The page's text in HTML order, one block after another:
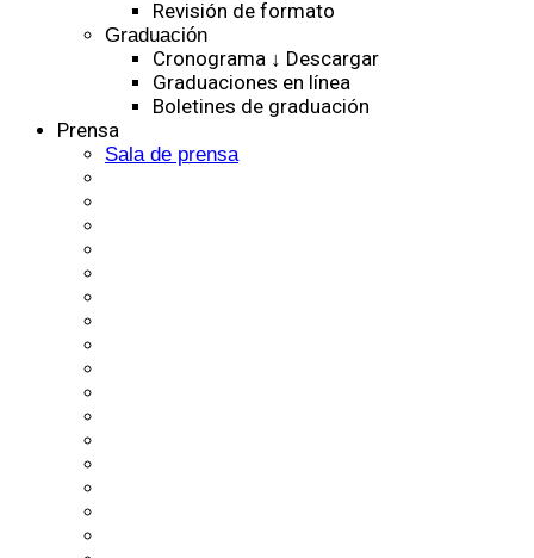
Revisión de formato
Graduación
Cronograma ↓ Descargar
Graduaciones en línea
Boletines de graduación
Prensa
Sala de prensa